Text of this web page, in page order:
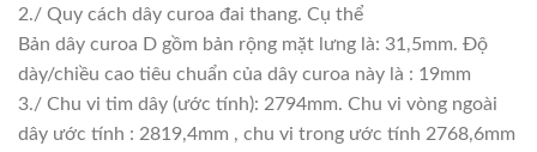
2./ Quy cách dây curoa đai thang. Cụ thể
Bản dây curoa D gồm bản rộng mặt lưng là: 31,5mm. Độ
dày/chiều cao tiêu chuẩn của dây curoa này là : 19mm
3./ Chu vi tim dây (ước tính): 2794mm. Chu vi vòng ngoài
dây ước tính : 2819,4mm , chu vi trong ước tính 2768,6mm